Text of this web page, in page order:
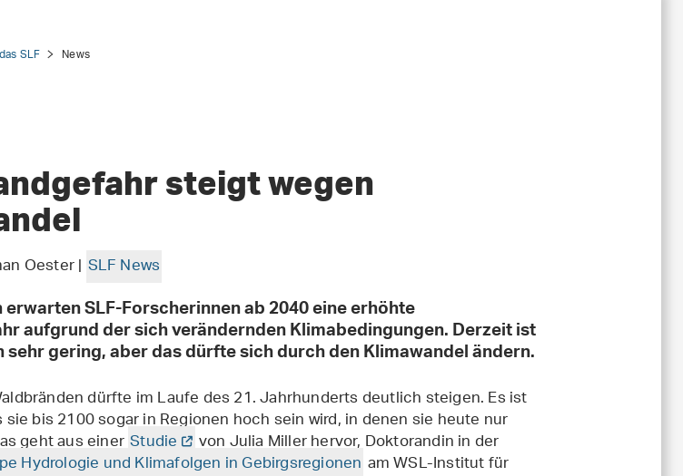
SLF News
steigt wegen
Oester | SLF News
erwarten SLF-Forscherinnen ab 2040 eine erhöhte
aufgrund der sich verändernden Klimabedingungen. Derzeit ist
gering, aber das dürfte sich durch den Klimawandel ändern.
dürfte im Laufe des 21. Jahrhunderts deutlich steigen. Es ist
bis 2100 sogar in Regionen hoch sein wird, in denen sie heute nur
geht aus einerStudie von Julia Miller hervor, Doktorandin in der
Hydrologie und Klimafolgen in Gebirgsregionen am WSL-Institut für